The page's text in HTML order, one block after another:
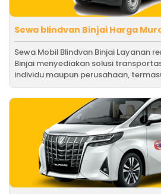
Sewa blindvan Binjai Harga
Sewa Mobil Blindvan Binjai Layanan
Binjai menyediakan solusi
individu maupun perusahaan,